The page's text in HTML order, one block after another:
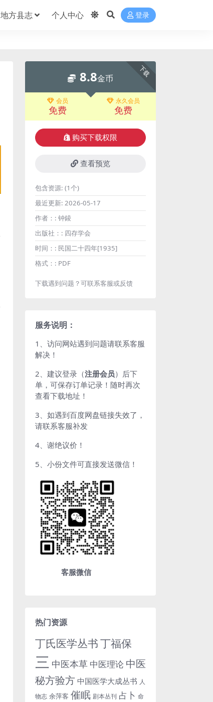
地方县志 个人中心 登录
下载
8.8金币
会员
免费
永久会员
免费
购买下载权限
查看预览
包含资源: (1个)
最近更新: 2026-05-17
作者：: 钟錂
出版社：: 四存学会
时间：: 民国二十四年[1935]
格式：: PDF
下载遇到问题？可联系客服或反馈
服务说明：
1、访问网站遇到问题请联系客服
解决！
2、建议登录（注册会员）后下
单，可保存订单记录！随时再次
查看下载地址！
3、如遇到百度网盘链接失效了，
请联系客服补发
4、谢绝议价！
5、小份文件可直接发送微信！
客服微信
热门资源
丁氏医学丛书丁福保
三 中医本草 中医理论 中医
秘方验方 中国医学大成丛书 人
物志 余萍客 催眠 剧本丛刊 占卜 命